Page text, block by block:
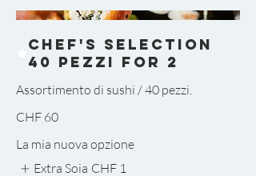
Chef's Selection
40 pezzi for 2
CHF 60
La mia nuova opzione
Extra Soia CHF 1